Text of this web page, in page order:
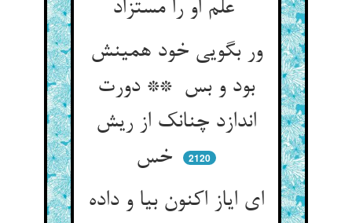
علم او را مستزاد
ور بگویی خود همینش
بود و بس ** دورت
اندازد چنانک از ریش
2120
ای ایاز اکنون بیا و داده